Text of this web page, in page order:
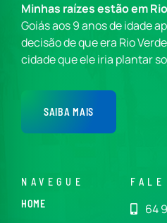
Minhas raízes estão em
Goiás aos 9 anos de idade
decisão de que era Rio
cidade que ele iria plantar
SAIBA MAIS
NAVEGUE
HOME
FALE
64